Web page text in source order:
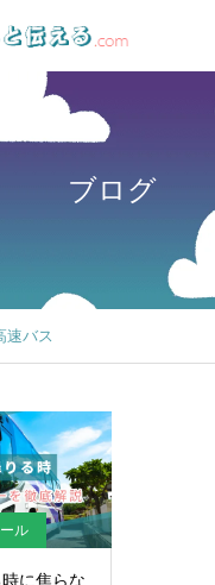
ブログ
速バス
ル
に焦らな